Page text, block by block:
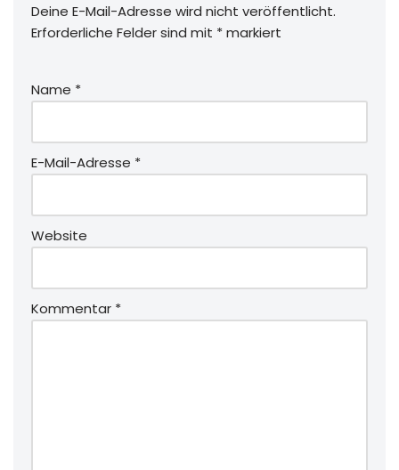
Deine E-Mail-Adresse wird nicht veröffentlicht.
Erforderliche Felder sind mit *markiert
Name *
E-Mail-Adresse *
Website
Kommentar *